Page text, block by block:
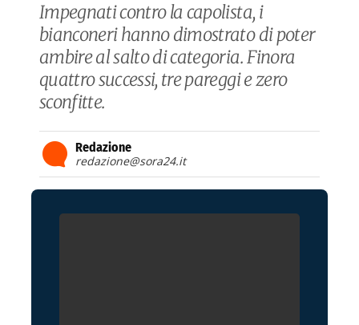
Impegnati contro la capolista, i
bianconeri hanno dimostrato di poter
ambire al salto di categoria. Finora
quattro successi, tre pareggi e zero
sconfitte.
Redazione
redazione@sora24.it